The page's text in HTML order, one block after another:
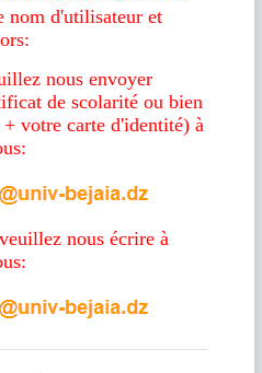
nom d'utilisateur et
nous envoyer
de scolarité ou bien
votre carte d'identité) à
nous écrire à